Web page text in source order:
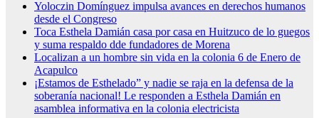
Yoloczin Domínguez impulsa avances en derechos humanos
desde el Congreso
Toca Esthela Damián casa por casa en Huitzuco de lo guegos
y suma respaldo dde fundadores de Morena
Localizan a un hombre sin vida en la colonia 6 de Enero de
Acapulco
¡Estamos de Esthelado” y nadie se raja en la defensa de la
soberanía nacional! Le responden a Esthela Damián en
asamblea informativa en la colonia electricista